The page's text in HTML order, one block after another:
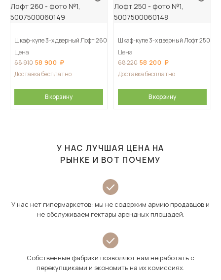
Шкаф-купе 3-х дверный Лофт 260
Цена
68 910 58 900
Доставка бесплатно
В корзину
Шкаф-купе 3-х дверный Лофт 250
Цена
68 220 58 200
Доставка бесплатно
В корзину
У НАС ЛУЧШАЯ ЦЕНА НА
РЫНКЕ И ВОТ ПОЧЕМУ
У нас нет гипермаркетов: мы не содержим армию продавцов и
не обслуживаем гектары арендных площадей.
Собственные фабрики позволяют нам не работать с
перекупщиками и экономить на их комиссиях.